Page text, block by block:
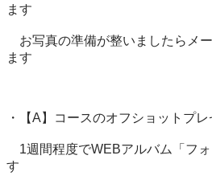
ます
お写真の準備が整いましたらメ
ます
・【A】コースのオフショットプ
1週間程度でWEBアルバム「フ
す